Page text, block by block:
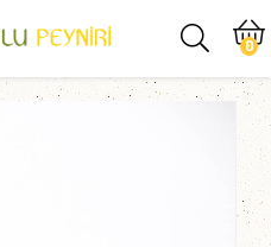
0